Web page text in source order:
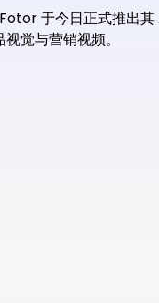
于今日正式推出其
觉与营销视频。